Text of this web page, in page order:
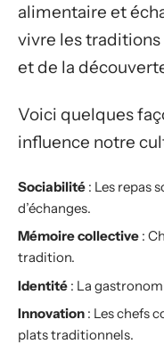
alimentaire et
vivre les
et de la
Voici quelques
influence notre
Sociabilité : Les repas
d’échanges.
Mémoire collective :
tradition.
Identité : La
Innovation : Les chefs
plats traditionnels.